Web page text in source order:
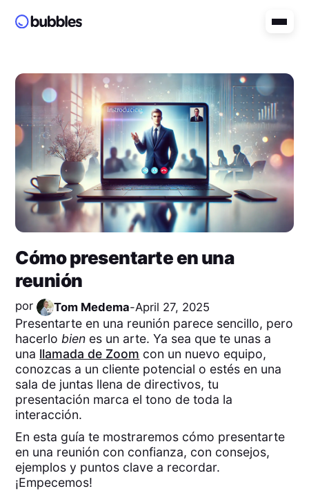
Cómo presentarte en una
reunión
por Tom Medema-April 27, 2025
Presentarte en una reunión parece sencillo, pero
hacerlo bien es un arte. Ya sea que te unas a
una llamada de Zoom con un nuevo equipo,
conozcas a un cliente potencial o estés en una
sala de juntas llena de directivos, tu
presentación marca el tono de toda la
interacción.
En esta guía te mostraremos cómo presentarte
en una reunión con confianza, con consejos,
ejemplos y puntos clave a recordar.
¡Empecemos!